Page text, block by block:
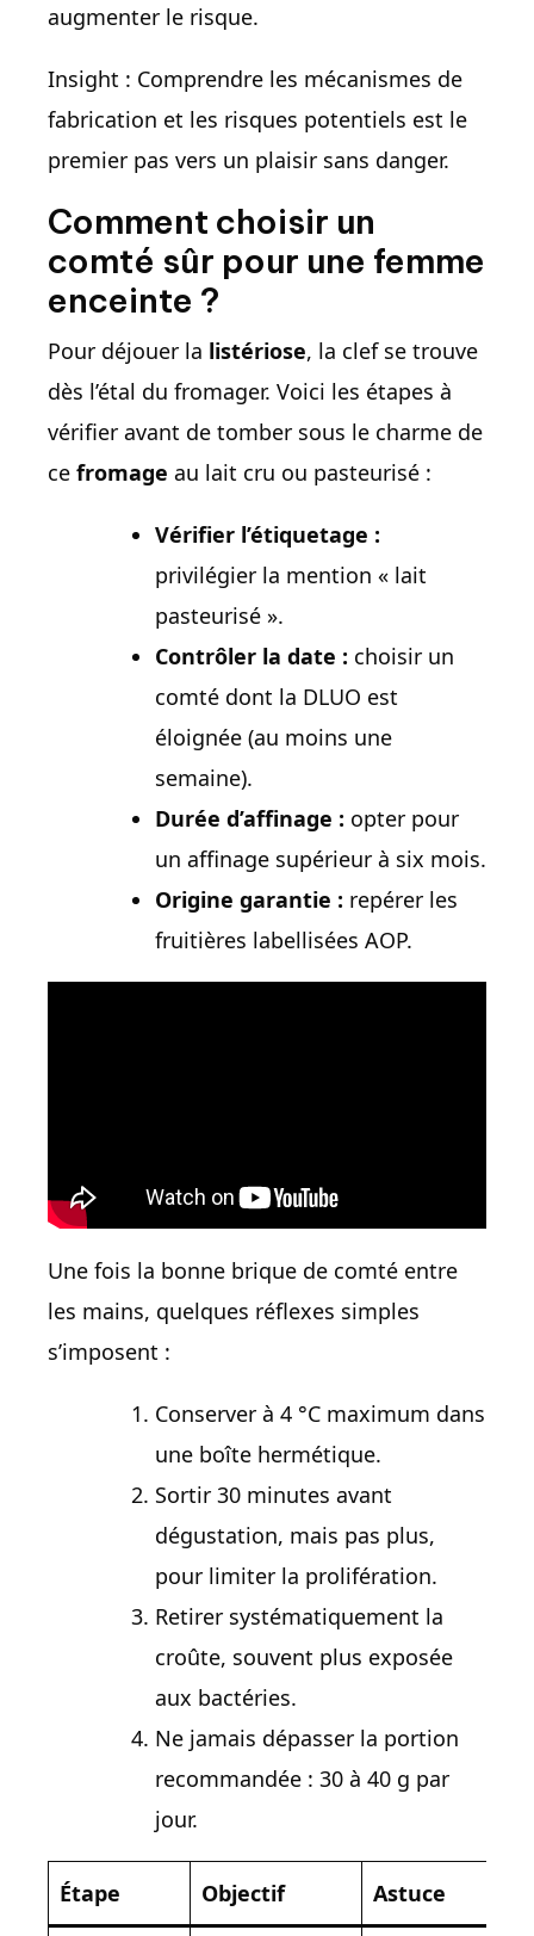
augmenter le risque.
Insight : Comprendre les mécanismes de
fabrication et les risques potentiels est le
premier pas vers un plaisir sans danger.
Comment choisir un
comté sûr pour une femme
enceinte ?
Pour déjouer la listériose, la clef se trouve
dès l’étal du fromager. Voici les étapes à
vérifier avant de tomber sous le charme de
ce fromage au lait cru ou pasteurisé :
Vérifier l’étiquetage :
privilégier la mention « lait
pasteurisé ».
Contrôler la date : choisir un
comté dont la DLUO est
éloignée (au moins une
semaine).
Durée d’affinage : opter pour
un affinage supérieur à six mois.
Origine garantie : repérer les
fruitières labellisées AOP.
Une fois la bonne brique de comté entre
les mains, quelques réflexes simples
s’imposent :
Conserver à 4 °C maximum dans
une boîte hermétique.
Sortir 30 minutes avant
dégustation, mais pas plus,
pour limiter la prolifération.
Retirer systématiquement la
croûte, souvent plus exposée
aux bactéries.
Ne jamais dépasser la portion
recommandée : 30 à 40 g par
jour.
Étape Objectif Astuce